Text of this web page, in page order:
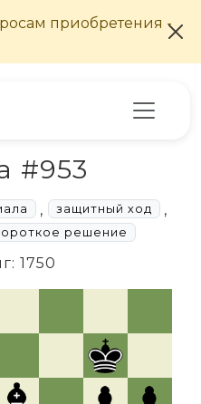
#953
, защитный ход ,
решение
1750